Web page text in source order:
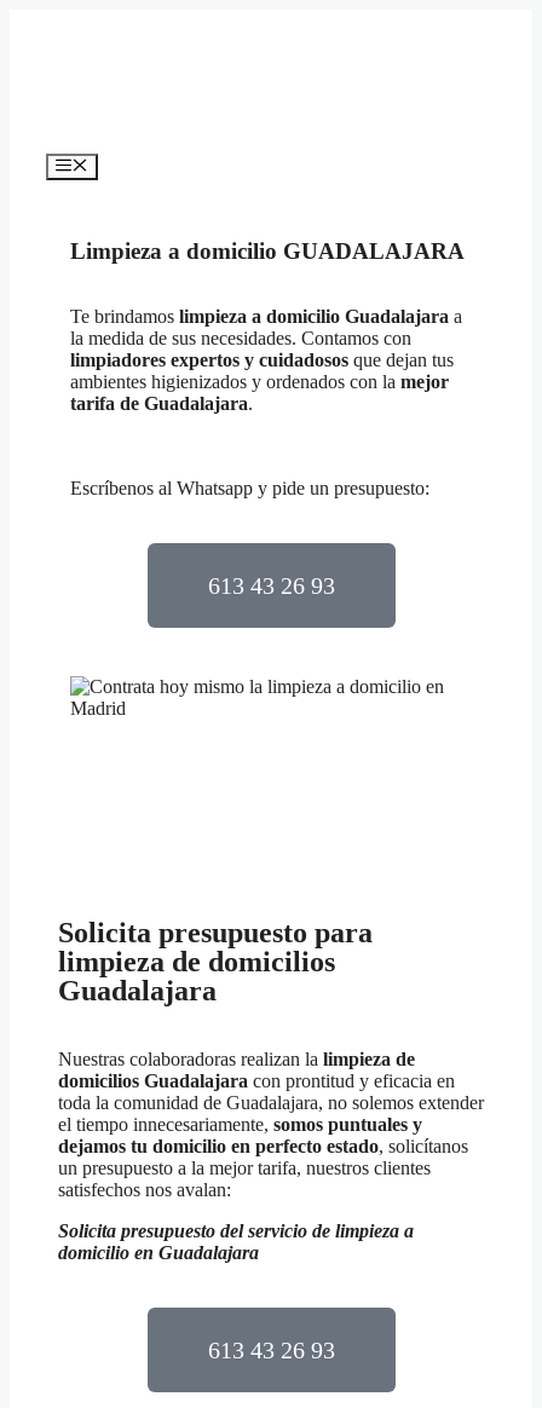
Limpieza a domicilio GUADALAJARA
Te brindamos limpieza a domicilio Guadalajara a
la medida de sus necesidades. Contamos con
limpiadores expertos y cuidadosos que dejan tus
ambientes higienizados y ordenados con la mejor
tarifa de Guadalajara.
Escríbenos al Whatsapp y pide un presupuesto:
613 43 26 93
Solicita presupuesto para
limpieza de domicilios
Guadalajara
Nuestras colaboradoras realizan la limpieza de
domicilios Guadalajara con prontitud y eficacia en
toda la comunidad de Guadalajara, no solemos extender
el tiempo innecesariamente, somos puntuales y
dejamos tu domicilio en perfecto estado, solicítanos
un presupuesto a la mejor tarifa, nuestros clientes
satisfechos nos avalan:
Solicita presupuesto del servicio de limpieza a
domicilio en Guadalajara
613 43 26 93